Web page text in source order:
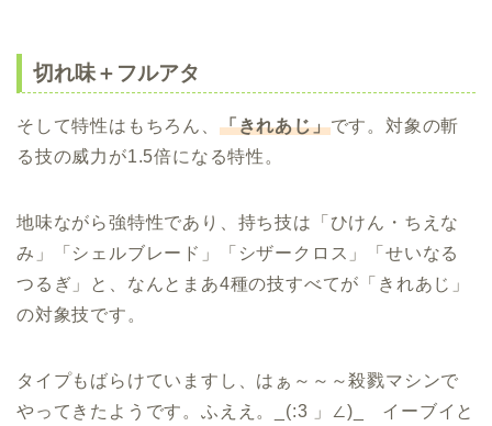
切れ味＋フルアタ
そして特性はもちろん、 「きれあじ」です。対象の斬
る技の威力が1.5倍になる特性。
地味ながら強特性であり、持ち技は「ひけん・ちえな
み」「シェルブレード」「シザークロス」「せいなる
つるぎ」と、なんとまあ4種の技すべてが「きれあじ」
の対象技です。
タイプもばらけていますし、はぁ～～～殺戮マシンで
やってきたようです。ふええ。_(:3 」∠)_ イーブイと